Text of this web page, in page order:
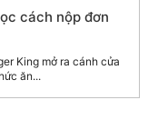
cách nộp đơn
King mở ra cánh cửa
ăn...